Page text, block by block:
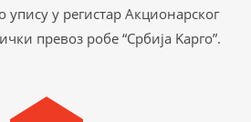
у регистар Акционарског
превоз робе “Србија Kарго”.